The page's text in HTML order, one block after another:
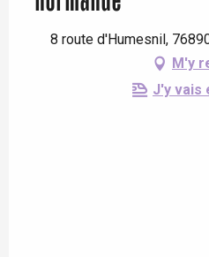
8 route d'Humesnil,
M'y
J'y vais